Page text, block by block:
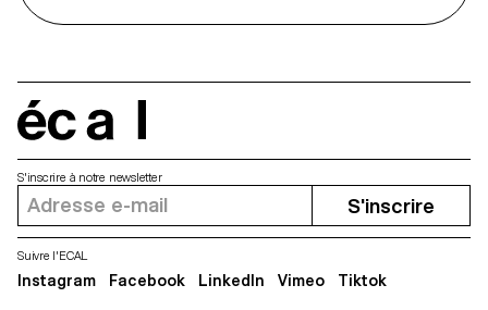
S'inscrire à notre newsletter
S'inscrire
Suivre l'ECAL
Instagram Facebook LinkedIn Vimeo Tiktok